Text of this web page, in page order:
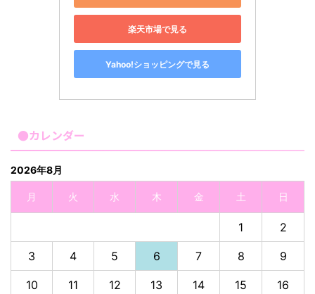
楽天市場で見る
Yahoo!ショッピングで見る
●カレンダー
2026年8月
月 火 水 木 金 土 日
1 2
3 4 5 6 7 8 9
10 11 12 13 14 15 16